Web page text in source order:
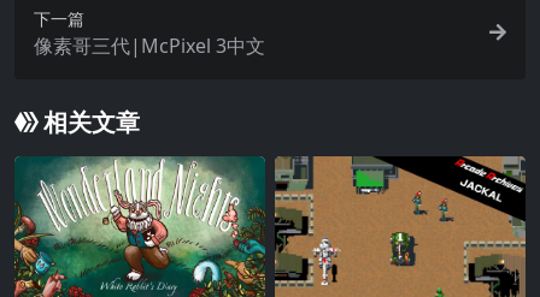
下一篇
像素哥三代|McPixel 3中文
相关文章